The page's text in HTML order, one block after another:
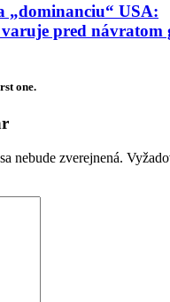
„dominanciu“ USA:
pred návratom
one.
nebude zverejnená.